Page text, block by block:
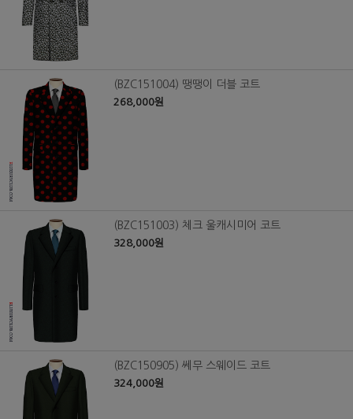
(BZC151004) 땡땡이 더블 코트
268,000원
(BZC151003) 체크 울캐시미어 코트
328,000원
(BZC150905) 쎄무 스웨이드 코트
324,000원